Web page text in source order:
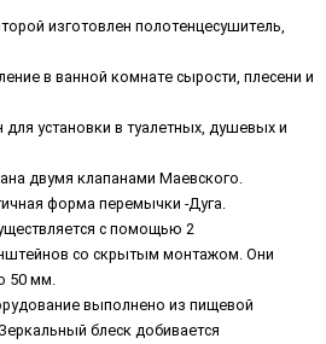
изготовлен полотенцесушитель,
в ванной комнате сырости, плесени и
установки в туалетных, душевых и
двумя клапанами Маевского.
форма перемычки -Дуга.
с помощью 2
со скрытым монтажом. Они
50 мм.
выполнено из пищевой
блеск добивается